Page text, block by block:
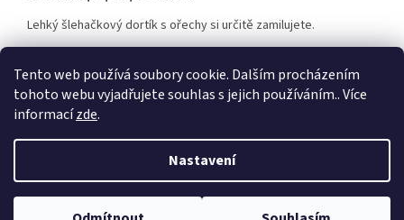
Tento web používá soubory cookie. Dalším procházením
tohoto webu vyjadřujete souhlas s jejich používáním.. Více
informacízde.
Nastavení
Lehký šlehačkový dortík s ořechy si určitě zamilujete.
Vytvořil Shoptet